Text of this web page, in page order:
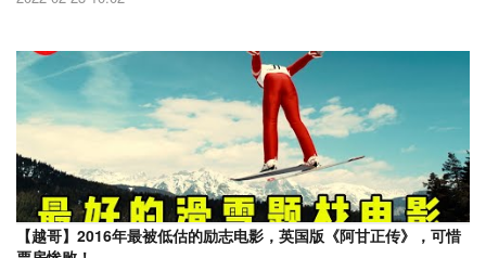
【越哥】2016年最被低估的励志电影，英国版《阿甘正传》，可惜